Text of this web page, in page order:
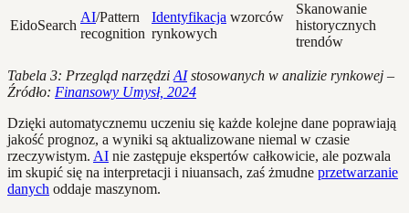
EidoSearch
AI/Pattern
recognition
Identyfikacja wzorców
rynkowych
Skanowanie
historycznych
trendów
Tabela 3: Przegląd narzędzi AIstosowanych w analizie rynkowej –
Źródło: Finansowy Umysł, 2024
Dzięki automatycznemu uczeniu się każde kolejne dane poprawiają
jakość prognoz, a wyniki są aktualizowane niemal w czasie
rzeczywistym. AI nie zastępuje ekspertów całkowicie, ale pozwala
im skupić się na interpretacji i niuansach, zaś żmudne przetwarzanie
danych oddaje maszynom.